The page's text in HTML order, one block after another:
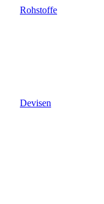
Rohstoffe
Devisen